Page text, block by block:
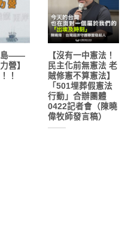
島——
營】
！
【沒有一中憲法！
民主化前無憲法 ​老
賊修憲不算憲法】
「501埋葬假憲法
行動」合辦團體
0422記者會（陳曉
偉牧師發言稿）